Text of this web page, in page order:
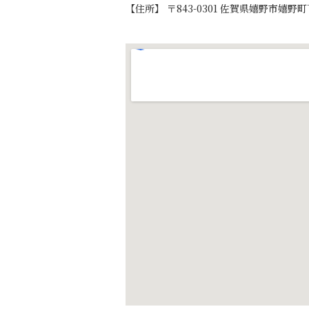
【住所】 〒843-0301 佐賀県嬉野市嬉野